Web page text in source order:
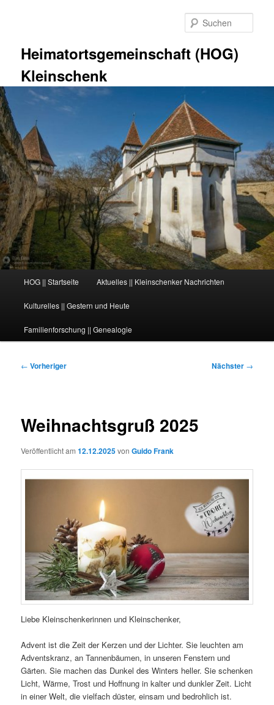
Heimatortsgemeinschaft (HOG)
Kleinschenk
HOG || Startseite Aktuelles || Kleinschenker Nachrichten
Kulturelles || Gestern und Heute
Familienforschung || Genealogie
Beitragsnavigation
← Vorheriger Nächster →
Weihnachtsgruß 2025
Veröffentlicht am12.12.2025vonGuido Frank
Liebe Kleinschenkerinnen und Kleinschenker,
Advent ist die Zeit der Kerzen und der Lichter. Sie leuchten am
Adventskranz, an Tannenbäumen, in unseren Fenstern und
Gärten. Sie machen das Dunkel des Winters heller. Sie schenken
Licht, Wärme, Trost und Hoffnung in kalter und dunkler Zeit. Licht
in einer Welt, die vielfach düster, einsam und bedrohlich ist.